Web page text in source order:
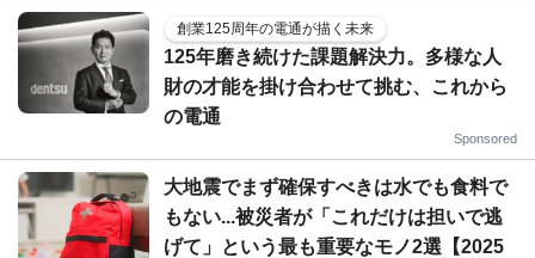
創業125周年の電通が描く未来
125年磨き続けた課題解決力。多様な人
財の才能を掛け合わせて挑む、これから
の電通
Sponsored
大地震でまず確保すべきは水でも食料で
もない...被災者が「これだけは担いで逃
げて」という最も重要なモノ2選【2025